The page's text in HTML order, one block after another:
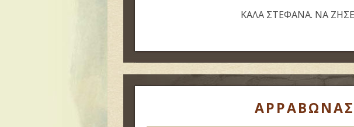
ΚΑΛΑ ΣΤΕΦΑΝΑ. ΝΑ
ΑΡΡΑΒΩΝΑΣ